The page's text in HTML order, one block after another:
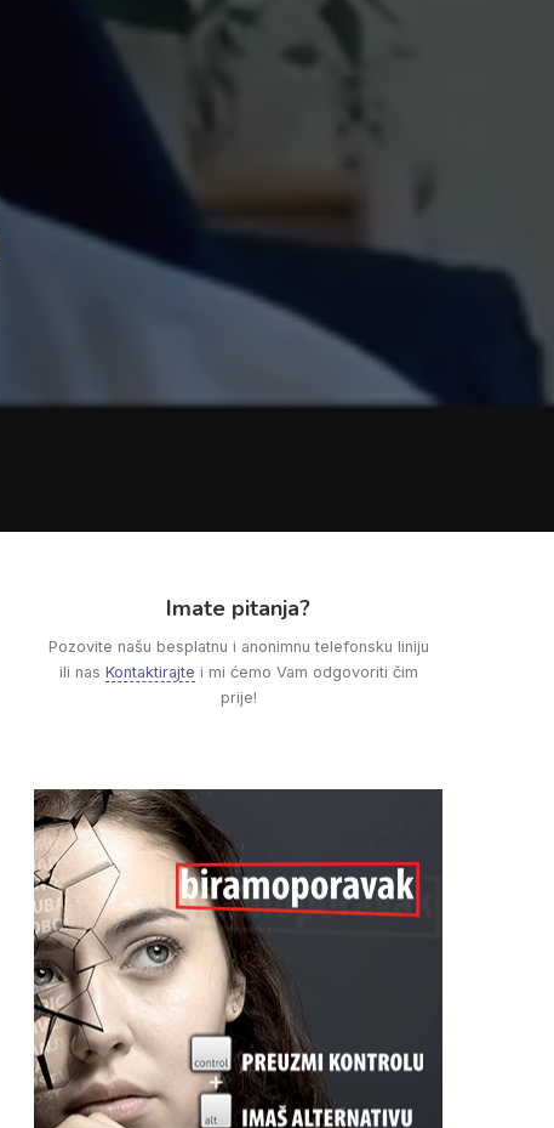
Imate pitanja?
Pozovite našu besplatnu i anonimnu telefonsku liniju
ili nas Kontaktirajte i mi ćemo Vam odgovoriti čim
prije!